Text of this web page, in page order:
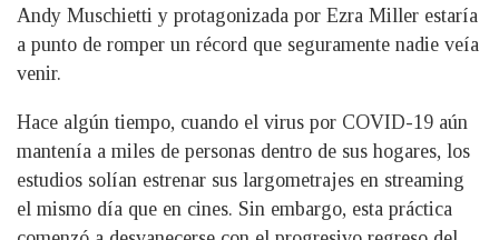
Andy Muschietti y protagonizada por Ezra Miller estaría
a punto de romper un récord que seguramente nadie veía
venir.
Hace algún tiempo, cuando el virus por COVID-19 aún
mantenía a miles de personas dentro de sus hogares, los
estudios solían estrenar sus largometrajes en streaming
el mismo día que en cines. Sin embargo, esta práctica